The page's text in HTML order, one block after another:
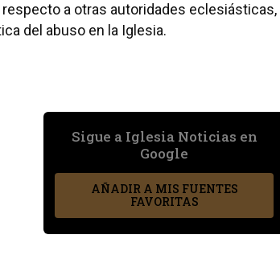
a otras autoridades eclesiásticas,
del abuso en la Iglesia.
Sigue a Iglesia Noticias en
Google
AÑADIR A MIS FUENTES
FAVORITAS